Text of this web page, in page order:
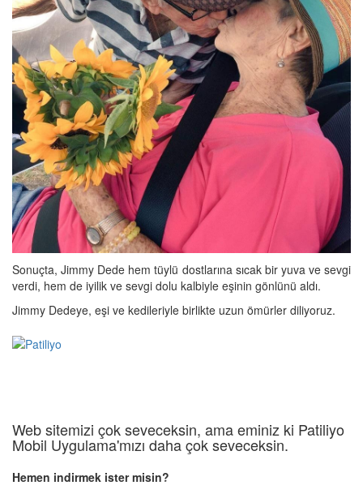
Sonuçta, Jimmy Dede hem tüylü dostlarına sıcak bir yuva ve sevgi
verdi, hem de iyilik ve sevgi dolu kalbiyle eşinin gönlünü aldı.
Jimmy Dedeye, eşi ve kedileriyle birlikte uzun ömürler diliyoruz.
Web sitemizi çok seveceksin, ama eminiz ki Patiliyo
Mobil Uygulama'mızı daha çok seveceksin.
Hemen indirmek ister misin?